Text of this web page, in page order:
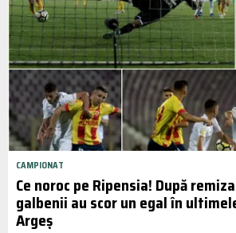
CAMPIONAT
Ce noroc pe Ripensia! După
galbenii au scor un egal în
Argeș